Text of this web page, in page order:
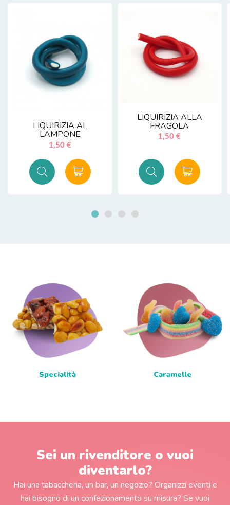
LIQUIRIZIA AL
LAMPONE
1,50 €
LIQUIRIZIA ALLA
FRAGOLA
1,50 €
Specialità Caramelle
Sei un rivenditore o vuoi
diventarlo?
Hai una tabaccheria, un bar, un negozio? Organizzi eventi e
hai bisogno di un confezionamento su misura? Se vuoi